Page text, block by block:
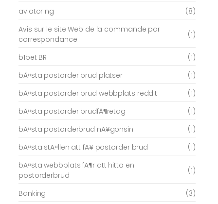
aviator ng
(8)
Avis sur le site Web de la commande par
correspondance
(1)
b1bet BR
(1)
bÃ¤sta postorder brud platser
(1)
bÃ¤sta postorder brud webbplats reddit
(1)
bÃ¤sta postorder brudfÃ¶retag
(1)
bÃ¤sta postorderbrud nÃ¥gonsin
(1)
bÃ¤sta stÃ¤llen att fÃ¥ postorder brud
(1)
bÃ¤sta webbplats fÃ¶r att hitta en
postorderbrud
(1)
Banking
(3)